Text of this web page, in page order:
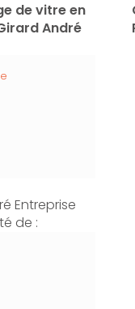
de vitre en
André
Entreprise
de :